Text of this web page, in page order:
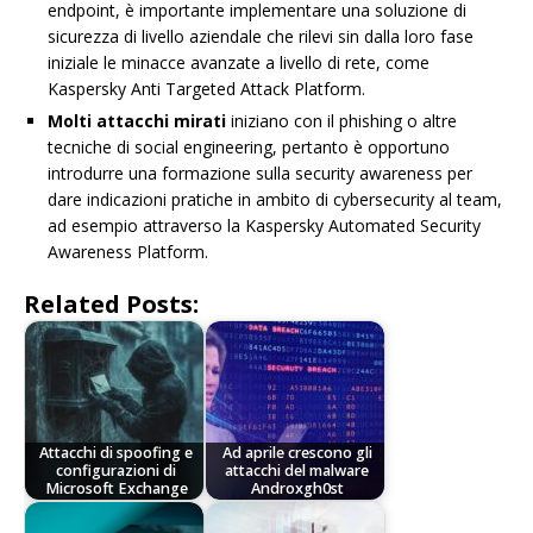
endpoint, è importante implementare una soluzione di
sicurezza di livello aziendale che rilevi sin dalla loro fase
iniziale le minacce avanzate a livello di rete, come
Kaspersky Anti Targeted Attack Platform.
Molti attacchi mirati iniziano con il phishing o altre
tecniche di social engineering, pertanto è opportuno
introdurre una formazione sulla security awareness per
dare indicazioni pratiche in ambito di cybersecurity al team,
ad esempio attraverso la Kaspersky Automated Security
Awareness Platform.
Related Posts:
Attacchi di spoofing e
configurazioni di
Microsoft Exchange
Ad aprile crescono gli
attacchi del malware
Androxgh0st